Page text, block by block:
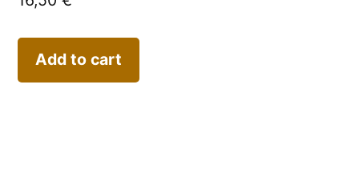
Add to cart